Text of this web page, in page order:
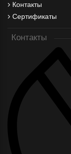
Контакты
Сертификаты
Контакты